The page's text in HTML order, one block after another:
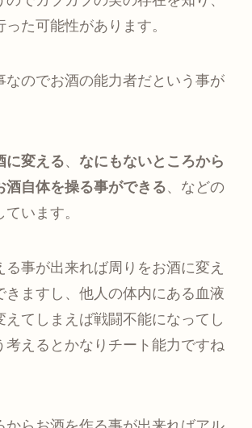
た可能性があります。
なのでお酒の能力者だという事が
に変える、 なにもないところから
酒自体を操る事ができる、などの
います。
事が出来れば周りをお酒に変え
きますし、他人の体内にある血液
えてしまえば戦闘不能になってし
考えるとかなりチート能力ですね